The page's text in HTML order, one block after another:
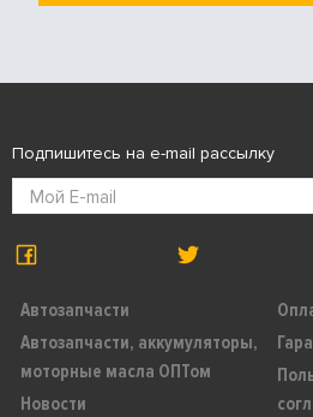
Автозапчасти
Автозапчасти, аккумуляторы,
моторные масла ОПТом
Новости
Подпишитесь на e-mail рассылку